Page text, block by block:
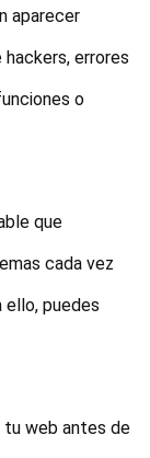
aparecer
errores
o
que
cada vez
ello, puedes
tu web antes de